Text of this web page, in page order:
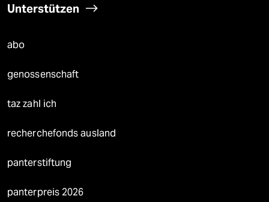
Unterstützen
abo
genossenschaft
taz zahl ich
recherchefonds ausland
panterstiftung
panterpreis 2026